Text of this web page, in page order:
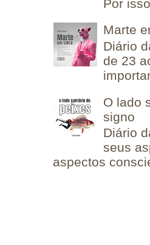
Por
Marte
Diário
de 23
O lado
signo
Diário
seus
aspectos